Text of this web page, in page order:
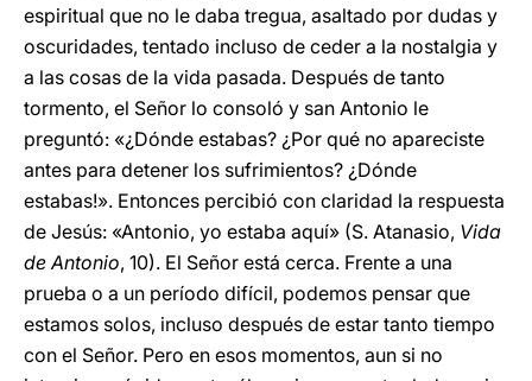
espiritual que no le daba tregua, asaltado por dudas y
oscuridades, tentado incluso de ceder a la nostalgia y
a las cosas de la vida pasada. Después de tanto
tormento, el Señor lo consoló y san Antonio le
preguntó: «¿Dónde estabas? ¿Por qué no apareciste
antes para detener los sufrimientos? ¿Dónde
estabas!». Entonces percibió con claridad la respuesta
de Jesús: «Antonio, yo estaba aquí» (S. Atanasio, Vida
de Antonio, 10). El Señor está cerca. Frente a una
prueba o a un período difícil, podemos pensar que
estamos solos, incluso después de estar tanto tiempo
con el Señor. Pero en esos momentos, aun si no